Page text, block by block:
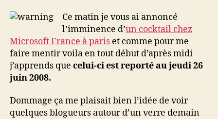
? »,
Le
cocktail
chez
Microsoft
est
Ce matin je vous ai annoncé
l’imminence d’un cocktail chez
Microsoft France à paris et comme pour me
faire mentir voila en tout début d’après midi
j’apprends que celui-ci est reporté au jeudi 26
juin 2008.
Dommage ça me plaisait bien l’idée de voir
quelques blogueurs autour d’un verre demain